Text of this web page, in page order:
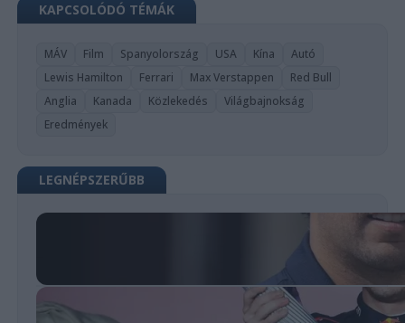
KAPCSOLÓDÓ TÉMÁK
MÁV Film Spanyolország USA Kína
Autó
Lewis Hamilton
Ferrari Max Verstappen
Red Bull
Anglia
Kanada Közlekedés
Világbajnokság
Eredmények
LEGNÉPSZERŰBB